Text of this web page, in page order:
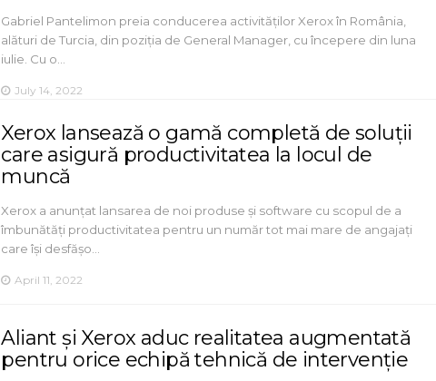
Gabriel Pantelimon preia conducerea activităților Xerox în România,
alături de Turcia, din poziția de General Manager, cu începere din luna
iulie. Cu o…
July 14, 2022
Xerox lansează o gamă completă de soluții
care asigură productivitatea la locul de
muncă
Xerox a anunțat lansarea de noi produse și software cu scopul de a
îmbunătăți productivitatea pentru un număr tot mai mare de angajați
care își desfășo…
April 11, 2022
Aliant și Xerox aduc realitatea augmentată
pentru orice echipă tehnică de intervenție